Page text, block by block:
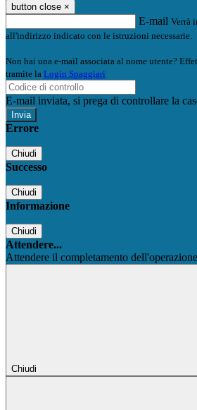
button close ×
E-mail Verrà
all'indirizzo indicato con le istruzioni necessarie.
Non hai una e-mail associata al nome utente?
tramite la Login Spaggiari
E-mail inviata, si prega di controllare la
Errore
Chiudi
Successo
Chiudi
Informazione
Chiudi
Attendere...
Attendere il completamento
Chiudi